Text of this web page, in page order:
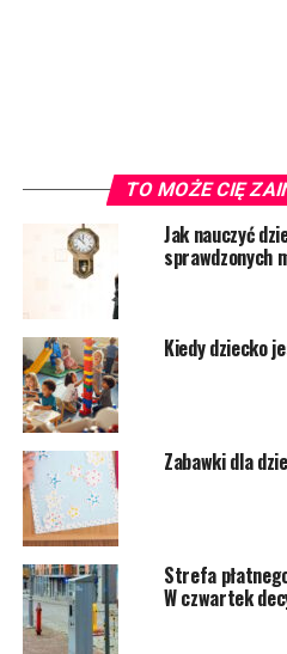
TO MOŻE CIĘ
Jak nauczyć
sprawdzonych
Kiedy dziecko
Zabawki dla
Strefa
W czwartek